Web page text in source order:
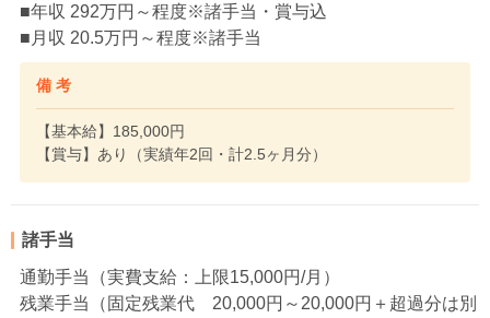
■年収 292万円～程度※諸手当・賞与込
■月収 20.5万円～程度※諸手当
備 考
【基本給】185,000円
【賞与】あり（実績年2回・計2.5ヶ月分）
諸手当
通勤手当（実費支給：上限15,000円/月）
残業手当（固定残業代 20,000円～20,000円＋超過分は別